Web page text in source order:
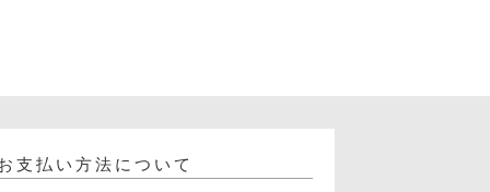
支払い方法について